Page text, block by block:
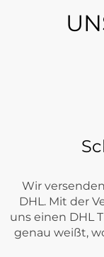
Wir
DHL. Mit der
uns einen DHL
genau weißt,